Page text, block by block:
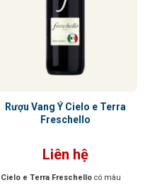
Rượu Vang Ý Cielo e Terra
Freschello
Liên hệ
Cielo e Terra Freschello có màu